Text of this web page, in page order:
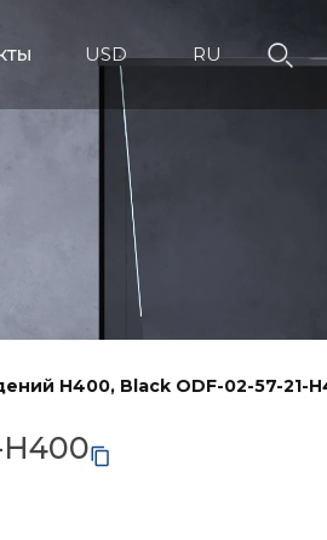
USD RU
H400, Black ODF-02-57-21-